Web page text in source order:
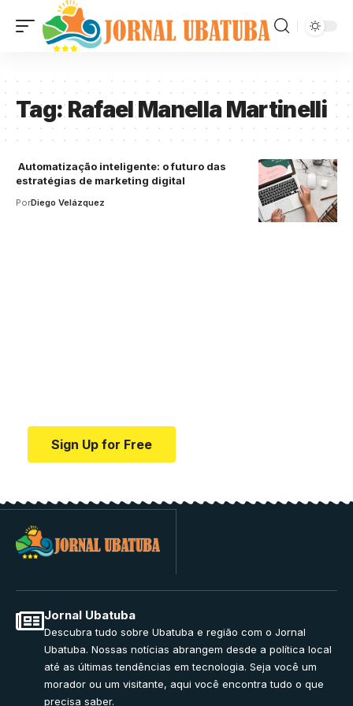
Tag:Rafael Manella Martinelli
Automatização inteligente: o futuro das
estratégias de marketing digital
PorDiego Velázquez
Sign Up for Free
Jornal Ubatuba
Descubra tudo sobre Ubatuba e região com o Jornal
Ubatuba. Nossas notícias abrangem desde a política local
até as últimas tendências em tecnologia. Seja você um
morador ou um visitante, aqui você encontra tudo o que
precisa saber.